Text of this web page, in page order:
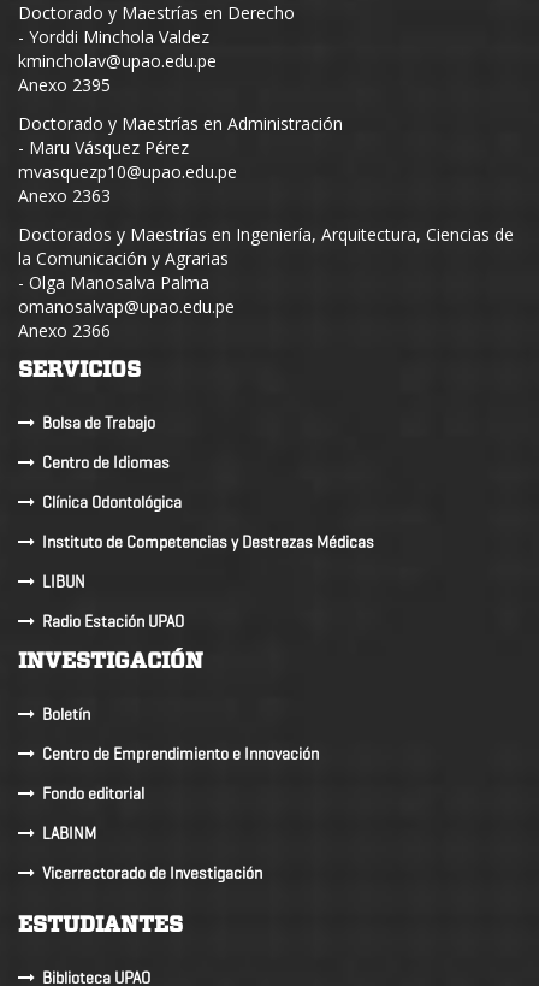
Doctorado y Maestrías en Derecho
- Yorddi Minchola Valdez
kmincholav@upao.edu.pe
Anexo 2395
Doctorado y Maestrías en Administración
- Maru Vásquez Pérez
mvasquezp10@upao.edu.pe
Anexo 2363
Doctorados y Maestrías en Ingeniería, Arquitectura, Ciencias de
la Comunicación y Agrarias
- Olga Manosalva Palma
omanosalvap@upao.edu.pe
Anexo 2366
SERVICIOS
Bolsa de Trabajo
Centro de Idiomas
Clínica Odontológica
Instituto de Competencias y Destrezas Médicas
LIBUN
Radio Estación UPAO
INVESTIGACIÓN
Boletín
Centro de Emprendimiento e Innovación
Fondo editorial
LABINM
Vicerrectorado de Investigación
ESTUDIANTES
Biblioteca UPAO